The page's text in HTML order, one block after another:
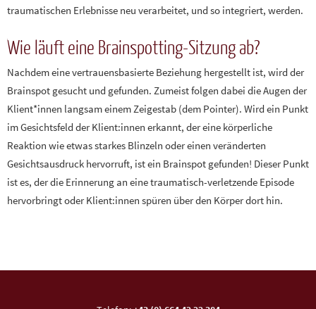
traumatischen Erlebnisse neu verarbeitet, und so integriert, werden.
Wie läuft eine Brainspotting-Sitzung ab?
Nachdem eine vertrauensbasierte Beziehung hergestellt ist, wird der
Brainspot gesucht und gefunden. Zumeist folgen dabei die Augen der
Klient*innen langsam einem Zeigestab (dem Pointer). Wird ein Punkt
im Gesichtsfeld der Klient:innen erkannt, der eine körperliche
Reaktion wie etwas starkes Blinzeln oder einen veränderten
Gesichtsausdruck hervorruft, ist ein Brainspot gefunden! Dieser Punkt
ist es, der die Erinnerung an eine traumatisch-verletzende Episode
hervorbringt oder Klient:innen spüren über den Körper dort hin.